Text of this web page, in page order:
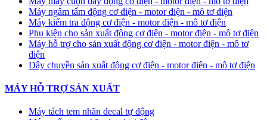
Máy ngâm tẩm động cơ điện - motor điện - mô tơ điện
Máy kiểm tra động cơ điện - motor điện - mô tơ điện
Phụ kiện cho sản xuất động cơ điện - motor điện - mô tơ điện
Máy hỗ trợ cho sản xuất động cơ điện - motor điện - mô tơ
điện
Dây chuyền sản xuất động cơ điện - motor điện - mô tơ điện
MÁY HỖ TRỢ SẢN XUẤT
Máy tách tem nhãn decal tự động